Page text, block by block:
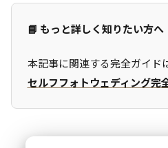
📘 もっと詳しく知りたい方へ
本記事に関連する完全ガイド
セルフフォトウェディング完